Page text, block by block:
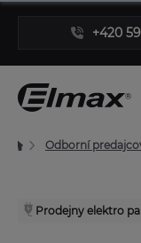
+420
Odborní
Prodejny elektro